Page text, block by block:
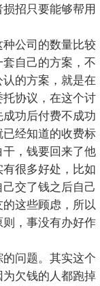
招只要能够帮用
公司的数量比较
自己的方案，不
的方案，就是在
协议，在这个讨
功后付费不成功
经知道的收费标
，钱要回来了他
很多好处，比如
交了钱之后自己
这些顾虑，所以
，事没有办好作
问题。其实这个
欠钱的人都跑掉